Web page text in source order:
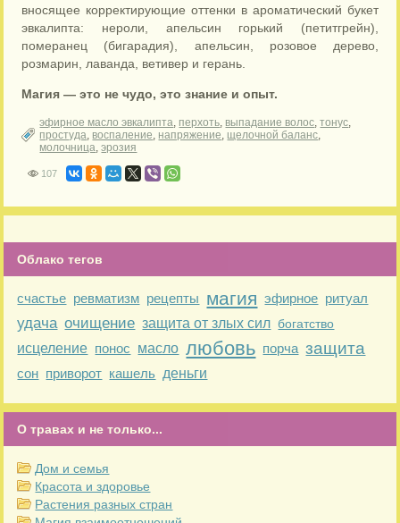
вносящее корректирующие оттенки в ароматический букет
эвкалипта: нероли, апельсин горький (петитгрейн),
померанец (бигарадия), апельсин, розовое дерево,
розмарин, лаванда, ветивер и герань.
Магия — это не чудо, это знание и опыт.
эфирное масло эвкалипта, перхоть, выпадание волос,тонус,
простуда, воспаление, напряжение, щелочной баланс,
молочница,эрозия
107
Облако тегов
счастье ревматизм рецепты магия эфирное ритуал
удача очищение защита от злых сил богатство
исцеление понос масло любовь порча защита
сон приворот кашель деньги
О травах и не только...
Дом и семья
Красота и здоровье
Растения разных стран